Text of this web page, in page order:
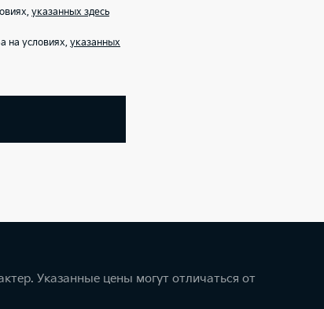
указанных здесь
на условиях, указанных
Указанные цены могут отличаться от